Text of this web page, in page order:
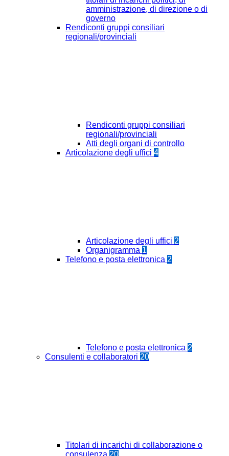
amministrazione, di direzione o di
governo
Rendiconti gruppi consiliari
regionali/provinciali
Rendiconti gruppi consiliari
regionali/provinciali
Atti degli organi di controllo
Articolazione degli uffici 4
Articolazione degli uffici 2
Organigramma 1
Telefono e posta elettronica 2
Telefono e posta elettronica 2
Consulenti e collaboratori 20
Titolari di incarichi di collaborazione o